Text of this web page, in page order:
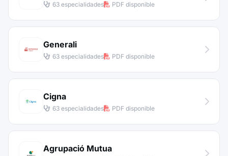
63 especialidades PDF disponible
Generali
63 especialidades PDF disponible
Cigna
63 especialidades PDF disponible
Agrupació Mutua